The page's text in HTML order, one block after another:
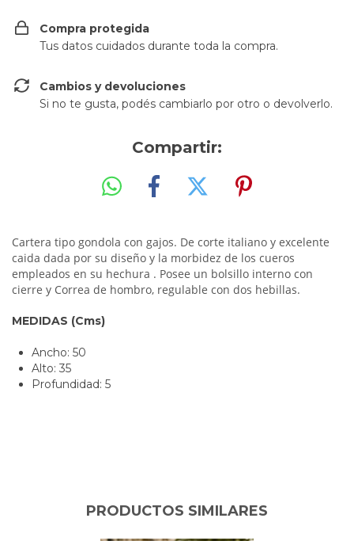
Compra protegida
Tus datos cuidados durante toda la compra.
Cambios y devoluciones
Si no te gusta, podés cambiarlo por otro o devolverlo.
Compartir:
Cartera tipo gondola con gajos. De corte italiano y excelente
caida dada por su diseño y la morbidez de los cueros
empleados en su hechura . Posee un bolsillo interno con
cierre y Correa de hombro, regulable con dos hebillas.
MEDIDAS (Cms)
Ancho: 50
Alto: 35
Profundidad: 5
PRODUCTOS SIMILARES